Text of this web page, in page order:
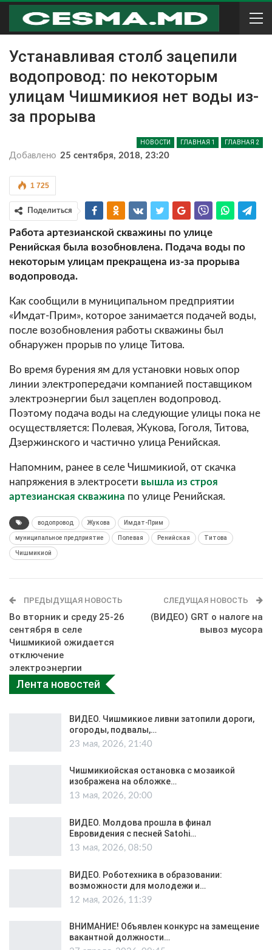
Устанавливая столб зацепили
водопровод: по некоторым
улицам Чишмикиоя нет воды из-
за прорыва
НОВОСТИ ГЛАВНАЯ 1 ГЛАВНАЯ 2
Добавлено 25 сентября, 2018, 23:20
1 725
Поделиться
Работа артезианской скважины по улице
Ренийская была возобновлена. Подача воды по
некоторым улицам прекращена из-за прорыва
водопровода.
Как сообщили в муниципальном предприятии
«Имдат-Прим», которое занимается подачей воды,
после возобновления работы скважины был
обнаружен прорыв по улице Титова.
Во время бурения ям для установки новых опор
линии электропередачи компанией поставщиком
электроэнергии был зацеплен водопровод.
Поэтому подача воды на следующие улицы пока не
осуществляется: Полевая, Жукова, Гоголя, Титова,
Дзержинского и частично улица Ренийская.
Напомним, ранее в селе Чишмикиой, от скачка
напряжения в электросети вышла из строя
артезианская скважина по улице Ренийская.
водопровод Жукова Имдат-Прим
муниципальное предприятие Полевая Ренийская Титова
Чишмикиой
ПРЕДЫДУЩАЯ НОВОСТЬ
Во вторник и среду 25-26
сентября в селе
Чишмикиой ожидается
отключение
электроэнергии
СЛЕДУЩАЯ НОВОСТЬ
(ВИДЕО) GRT о налоге на
вывоз мусора
Лента новостей
ВИДЕО. Чишмикиое ливни затопили дороги,
огороды, подвалы,…
23 мая, 2026, 21:40
Чишмикиойская остановка с мозаикой
изображена на обложке…
13 мая, 2026, 20:00
ВИДЕО. Молдова прошла в финал
Евровидения с песней Satohi…
13 мая, 2026, 08:50
ВИДЕО. Роботехника в образовании:
возможности для молодежи и…
12 мая, 2026, 11:39
ВНИМАНИЕ! Объявлен конкурс на замещение
вакантной должности…